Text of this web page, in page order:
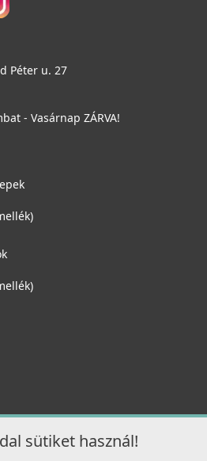
Péter u. 27
- Vasárnap ZÁRVA!
sütiket használ!